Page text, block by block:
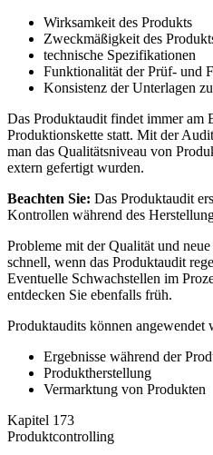
Wirksamkeit des Produkts
Zweckmäßigkeit des
technische Spezifikationen
Funktionalität der Prüf- und
Konsistenz der Unterlagen
Das Produktaudit findet immer am
Produktionskette statt. Mit der
man das Qualitätsniveau von
extern gefertigt wurden.
Beachten Sie: Das Produktaudit
Kontrollen während des
Probleme mit der Qualität und
schnell, wenn das Produktaudit
Eventuelle Schwachstellen im
entdecken Sie ebenfalls früh.
Produktaudits können angewendet
Ergebnisse während der
Produktherstellung
Vermarktung von Produkten
Kapitel 173
Produktcontrolling